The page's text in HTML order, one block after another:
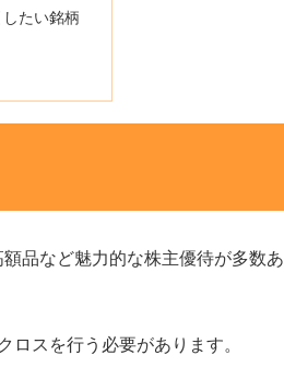
たい銘柄
品など魅力的な株主優待が多数あ
スを行う必要があります。